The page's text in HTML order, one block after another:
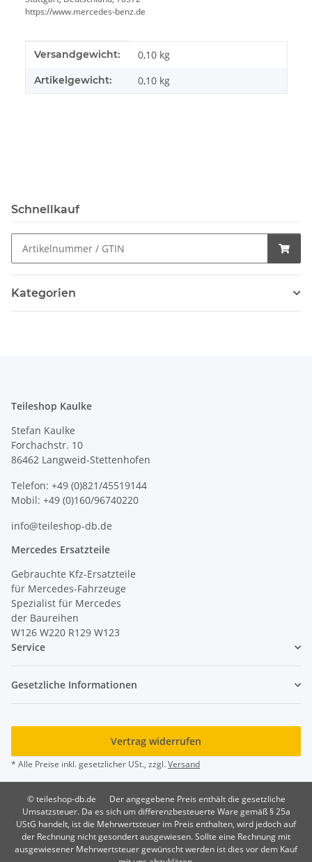
https://www.mercedes-benz.de
Produkteigenschaft
Wert
Versandgewicht: 0,10 kg
Artikelgewicht: 0,10 kg
Schnellkauf
Kategorien
Teileshop Kaulke
Stefan Kaulke
Forchachstr. 10
86462 Langweid-Stettenhofen
Telefon: +49 (0)821/45519144
Mobil: +49 (0)160/96740220
info@teileshop-db.de
Mercedes Ersatzteile
Gebrauchte Kfz-Ersatzteile
für Mercedes-Fahrzeuge
Spezialist für Mercedes
der Baureihen
W126 W220 R129 W123
Service
Gesetzliche Informationen
Vertrag widerrufen
* Alle Preise inkl. gesetzlicher USt., zzgl.Versand
© teileshop-db.de
Der angegebene Preis enthält die gesetzliche
Umsatzsteuer. Da es sich um differenzbesteuerte Ware gemäß § 25a
UStG handelt, ist die Mehrwertsteuer im Preis enthalten, wird jedoch auf
der Rechnung nicht gesondert ausgewiesen. Sollte eine Rechnung mit
ausgewiesener Mehrwertsteuer gewünscht werden ist dies vor dem Kauf